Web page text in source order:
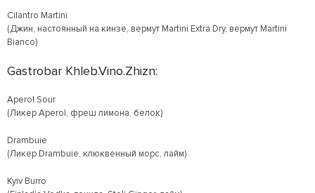
Cilantro Martini
(Джин, настоянный на кинзе, вермут Martini Extra Dry, вермут Martini
Bianco)
Gastrobar Khleb.Vino.Zhizn:
Aperol Sour
(Ликер Aperol, фреш лимона, белок)
Drambuie
(Ликер Drambuie, клюквенный морс, лайм)
Kyiv Burro